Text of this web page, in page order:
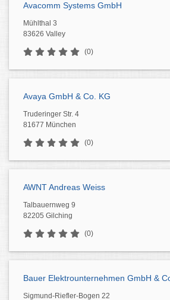
Avacomm Systems GmbH
Mühlthal 3
83626 Valley
(0)
Avaya GmbH & Co. KG
Truderinger Str. 4
81677 München
(0)
AWNT Andreas Weiss
Talbauernweg 9
82205 Gilching
(0)
Bauer Elektrounternehmen GmbH &
Sigmund-Riefler-Bogen 22